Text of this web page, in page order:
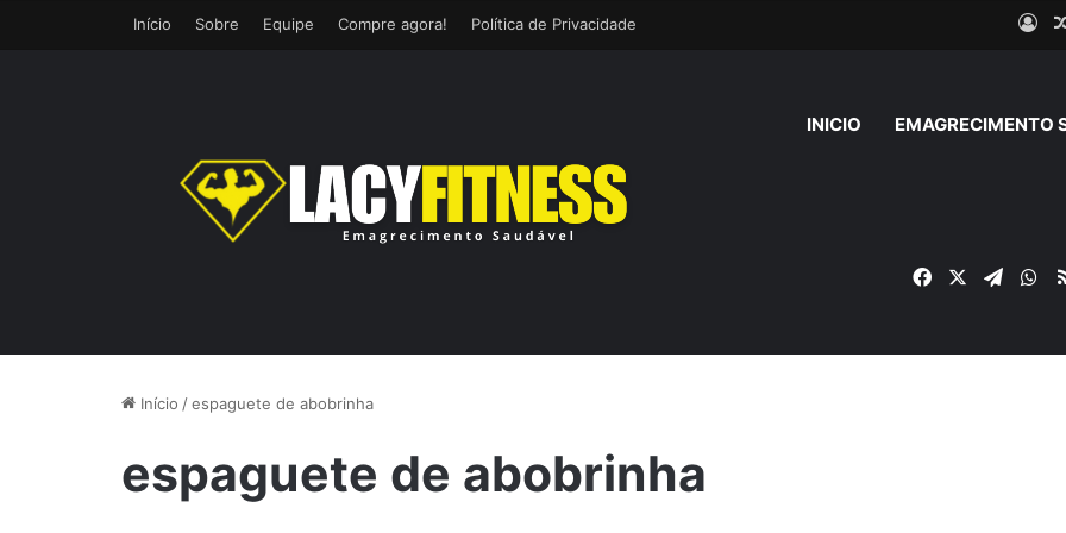
Início Sobre Equipe Compre agora! Política de Privacidade
INICIO EMAGRECIMENTO
Facebook
Início /espaguete de abobrinha
espaguete de abobrinha